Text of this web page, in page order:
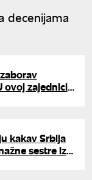
decenijama
ovoj zajednici
kakav Srbija
sestre iz